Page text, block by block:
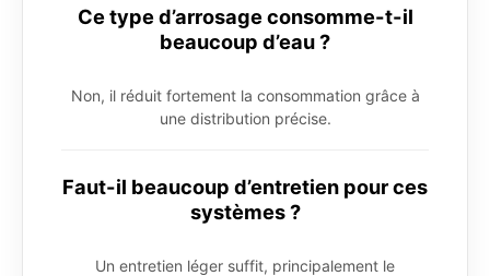
Ce type d’arrosage consomme-t-il
beaucoup d’eau ?
Non, il réduit fortement la consommation grâce à
une distribution précise.
Faut-il beaucoup d’entretien pour ces
systèmes ?
Un entretien léger suffit, principalement le